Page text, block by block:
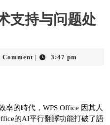
支持与问题处
Comment 3:47 pm
率的時代，WPS Office 因其人
的AI平行翻譯功能打破了語